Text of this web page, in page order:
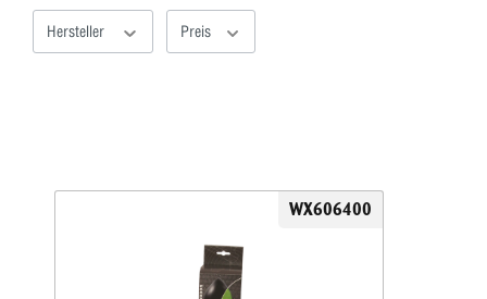
Hersteller Preis
WX606400